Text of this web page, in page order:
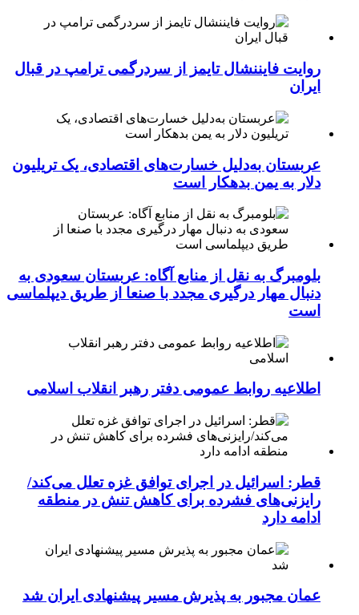
روایت فایننشال تایمز از سردرگمی ترامپ در قبال
ایران
عربستان به‌دلیل خسارت‌های اقتصادی، یک تریلیون
دلار به یمن بدهکار است
بلومبرگ به نقل از منابع آگاه: عربستان سعودی به
دنبال مهار درگیری مجدد با صنعا از طریق دیپلماسی
است
اطلاعیه روابط عمومی دفتر رهبر انقلاب اسلامی
قطر: اسرائیل در اجرای توافق غزه تعلل می‌کند/
رایزنی‌های فشرده برای کاهش تنش در منطقه
ادامه دارد
عمان مجبور به پذیرش مسیر پیشنهادی ایران شد